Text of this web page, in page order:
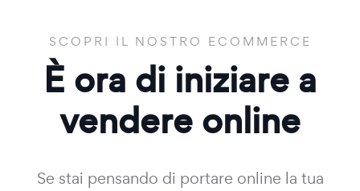
SCOPRI IL NOSTRO ECOMMERCE
È ora di iniziare a
vendere online
Se stai pensando di portare online la tua